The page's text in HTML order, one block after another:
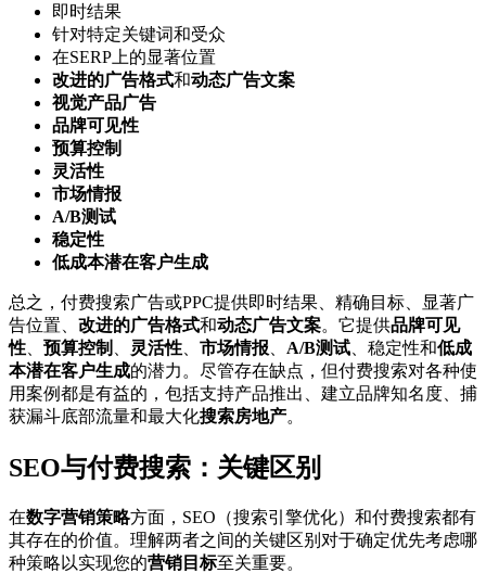
即时结果
针对特定关键词和受众
在SERP上的显著位置
改进的广告格式和动态广告文案
视觉产品广告
品牌可见性
预算控制
灵活性
市场情报
A/B测试
稳定性
低成本潜在客户生成
总之，付费搜索广告或PPC提供即时结果、精确目标、显著广
告位置、 改进的广告格式和动态广告文案。它提供品牌可见
性
预算控制 灵活性 市场情报 A/B测试 、稳定性和低成
本潜在客户生成的潜力。尽管存在缺点，但付费搜索对各种使
用案例都是有益的，包括支持产品推出、建立品牌知名度、捕
获漏斗底部流量和最大化搜索房地产。
SEO与付费搜索：关键区别
在数字营销策略方面，SEO（搜索引擎优化）和付费搜索都有
其存在的价值。理解两者之间的关键区别对于确定优先考虑哪
种策略以实现您的营销目标至关重要。